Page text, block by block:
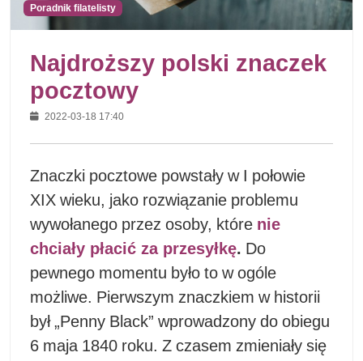
Poradnik filatelisty
Najdroższy polski znaczek
pocztowy
2022-03-18 17:40
Znaczki pocztowe powstały w I połowie
XIX wieku, jako rozwiązanie problemu
wywołanego przez osoby, które nie
chciały płacić za przesyłkę. Do
pewnego momentu było to w ogóle
możliwe. Pierwszym znaczkiem w historii
był „Penny Black” wprowadzony do obiegu
6 maja 1840 roku. Z czasem zmieniały się